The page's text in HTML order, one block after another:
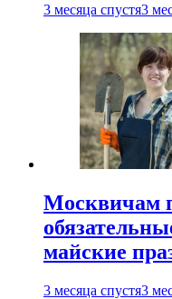
3 месяца спустя3
Москвичам
майские
3 месяца спустя3